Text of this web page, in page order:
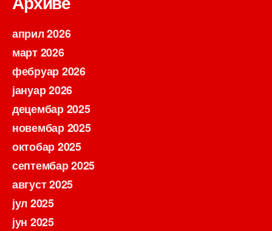
април 2026
март 2026
фебруар 2026
јануар 2026
децембар 2025
новембар 2025
октобар 2025
септембар 2025
август 2025
јул 2025
јун 2025